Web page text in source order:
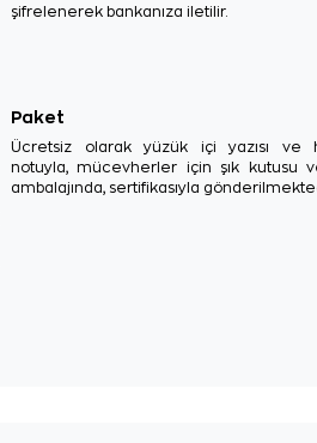
şifrelenerek bankanıza iletilir.
Paket
Ücretsiz olarak yüzük içi yazısı ve
notuyla, mücevherler için şık kutusu
ambalajında, sertifikasıyla